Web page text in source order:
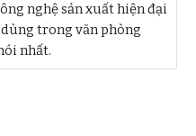
nghệ sản xuất hiện đại
trong văn phòng
nhất.